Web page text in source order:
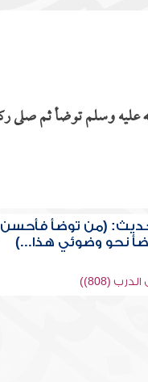
وسلم توضأ ثم صلى
(من توضأ فأحسن
نحو وضوئي هذا...)
(808))